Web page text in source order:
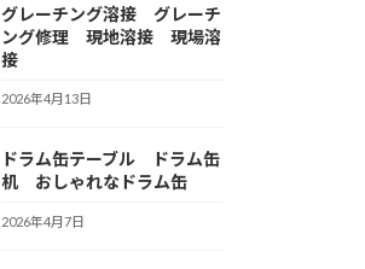
グレーチング溶接 グレーチ
ング修理 現地溶接 現場溶
接
2026年4月13日
ドラム缶テーブル ドラム缶
机 おしゃれなドラム缶
2026年4月7日